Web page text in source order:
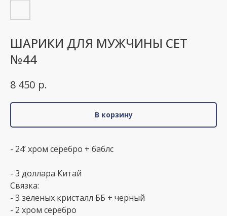
ШАРИКИ ДЛЯ МУЖЧИНЫ СЕТ
№44
8 450 р.
В корзину
- 24’ хром серебро + баблс
- 3 доллара Китай
Связка:
- 3 зеленых кристалл ББ + черный
- 2 хром серебро